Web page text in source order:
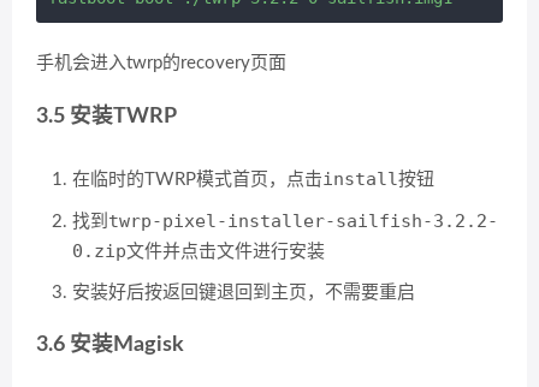
手机会进入twrp的recovery页面
3.5 安装TWRP
在临时的TWRP模式首页，点击install按钮
找到 twrp-pixel-installer-sailfish-3.2.2-
0.zip文件并点击文件进行安装
安装好后按返回键退回到主页，不需要重启
3.6 安装Magisk